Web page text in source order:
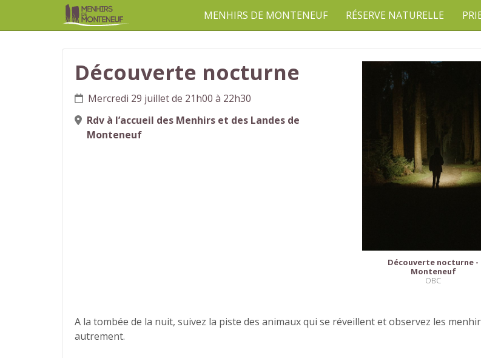
MENHIRS DE MONTENEUF RÉSERVE NATURELLE
Découverte nocturne -
Monteneuf
OBC
Découverte nocturne
Mercredi 29 juillet de 21h00 à 22h30
Rdv à l’accueil des Menhirs et des Landes de
Monteneuf
A la tombée de la nuit, suivez la piste des animaux qui se réveillent et observez les
autrement.